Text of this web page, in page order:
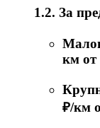
1.2. За
км
₽/км